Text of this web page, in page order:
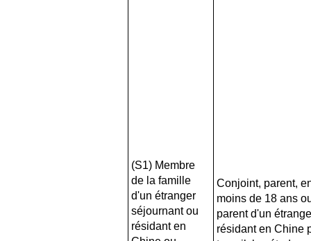
(S1) Membre
de la famille
d'un étranger
séjournant ou
résidant en
Conjoint, parent,
moins de 18 ans
parent d'un
résidant en Chine